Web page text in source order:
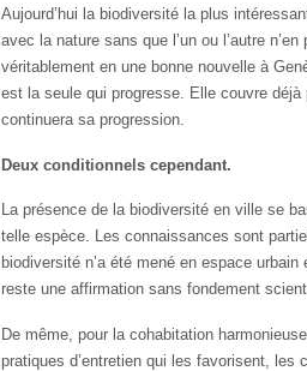
Aujourd’hui la biodiversité la plus
avec la nature sans que l’un ou l’autre
véritablement en une bonne nouvelle à
est la seule qui progresse. Elle couvre
continuera sa progression.
Deux conditionnels cependant.
La présence de la biodiversité en ville se
telle espèce. Les connaissances sont
biodiversité n’a été mené en espace
reste une affirmation sans fondement
De même, pour la cohabitation
pratiques d’entretien qui les favorisent,